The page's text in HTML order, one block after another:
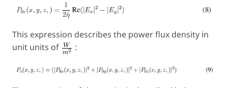
This expression describes the power flux density in
unit units of
: